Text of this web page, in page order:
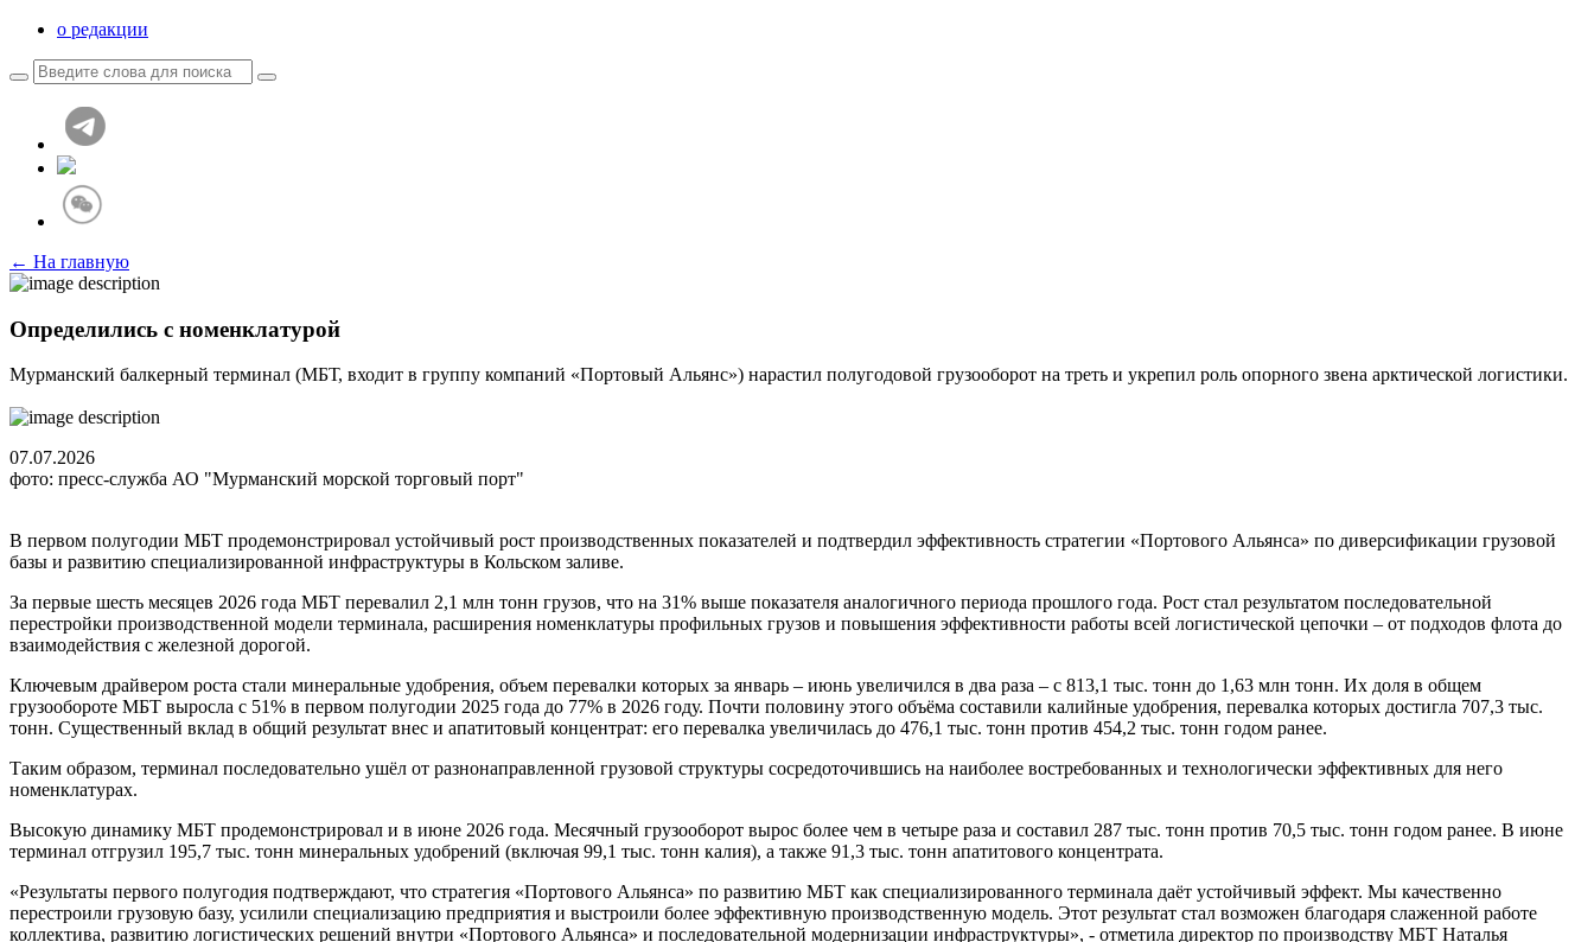
о редакции
← На главную
Определились с номенклатурой
Мурманский балкерный терминал (МБТ, входит в группу компаний «Портовый Альянс») нарастил полугодовой грузооборот на треть и укрепил роль опорного звена арктической логистики.
07.07.2026
фото: пресс-служба АО "Мурманский морской торговый порт"
В первом полугодии МБТ продемонстрировал устойчивый рост производственных показателей и подтвердил эффективность стратегии «Портового Альянса» по диверсификации грузовой
базы и развитию специализированной инфраструктуры в Кольском заливе.
За первые шесть месяцев 2026 года МБТ перевалил 2,1 млн тонн грузов, что на 31% выше показателя аналогичного периода прошлого года. Рост стал результатом последовательной
перестройки производственной модели терминала, расширения номенклатуры профильных грузов и повышения эффективности работы всей логистической цепочки – от подходов флота до
взаимодействия с железной дорогой.
Ключевым драйвером роста стали минеральные удобрения, объем перевалки которых за январь – июнь увеличился в два раза – с 813,1 тыс. тонн до 1,63 млн тонн. Их доля в общем
грузообороте МБТ выросла с 51% в первом полугодии 2025 года до 77% в 2026 году. Почти половину этого объёма составили калийные удобрения, перевалка которых достигла 707,3 тыс.
тонн. Существенный вклад в общий результат внес и апатитовый концентрат: его перевалка увеличилась до 476,1 тыс. тонн против 454,2 тыс. тонн годом ранее.
Таким образом, терминал последовательно ушёл от разнонаправленной грузовой структуры сосредоточившись на наиболее востребованных и технологически эффективных для него
номенклатурах.
Высокую динамику МБТ продемонстрировал и в июне 2026 года. Месячный грузооборот вырос более чем в четыре раза и составил 287 тыс. тонн против 70,5 тыс. тонн годом ранее. В июне
терминал отгрузил 195,7 тыс. тонн минеральных удобрений (включая 99,1 тыс. тонн калия), а также 91,3 тыс. тонн апатитового концентрата.
«Результаты первого полугодия подтверждают, что стратегия «Портового Альянса» по развитию МБТ как специализированного терминала даёт устойчивый эффект. Мы качественно
перестроили грузовую базу, усилили специализацию предприятия и выстроили более эффективную производственную модель. Этот результат стал возможен благодаря слаженной работе
коллектива, развитию логистических решений внутри «Портового Альянса» и последовательной модернизации инфраструктуры», - отметила директор по производству МБТ Наталья